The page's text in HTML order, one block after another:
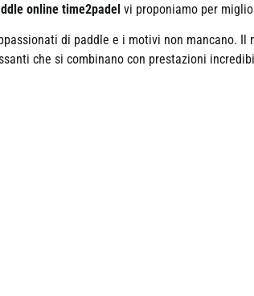
online time2padel vi proponiamo per
di paddle e i motivi non mancano.
che si combinano con prestazioni